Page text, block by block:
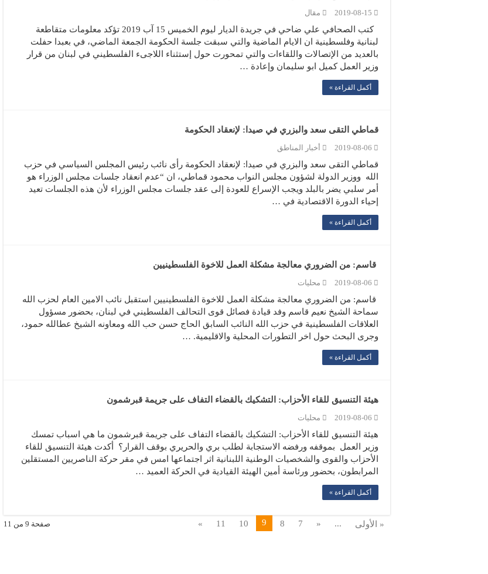
2019-08-15 مقال
كتب الصحافي علي ضاحي في جريدة الديار ليوم الخميس 15 آب 2019 تؤكد معلومات متقاطعة
لبنانية وفلسطينية ان الايام الماضية والتي سبقت جلسة الحكومة الجمعة الماضي، في بعبدا حفلت
بالعديد من الإتصالات واللقاءات والتي تمحورت حول إستثناء اللاجىء الفلسطيني في لبنان من قرار
وزير العمل كميل ابو سليمان وإعادة …
أكمل القراءة »
قماطي التقى سعد والبزري في صيدا: لإنعقاد الحكومة
2019-08-06 أخبار المناطق
قماطي التقى سعد والبزري في صيدا: لإنعقاد الحكومة رأى نائب رئيس المجلس السياسي في حزب
الله ووزير الدولة لشؤون مجلس النواب محمود قماطي، ان “عدم انعقاد جلسات مجلس الوزراء هو
أمر سلبي يضر بالبلد ويجب الإسراع للعودة إلى عقد جلسات مجلس الوزراء لأن هذه الجلسات تعيد
إحياء الدورة الاقتصادية في …
أكمل القراءة »
قاسم: من الضروري معالجة مشكلة العمل للاخوة الفلسطينيين
2019-08-06 محليات
قاسم: من الضروري معالجة مشكلة العمل للاخوة الفلسطينيين استقبل نائب الامين العام لحزب الله
سماحة الشيخ نعيم قاسم وفد قيادة فصائل قوى التحالف الفلسطيني في لبنان، بحضور مسؤول
العلاقات الفلسطينية في حزب الله النائب السابق الحاج حسن حب الله ومعاونه الشيخ عطالله حمود،
وجرى البحث حول اخر التطورات المحلية والاقليمية. …
أكمل القراءة »
هيئة التنسيق للقاء الأحزاب: التشكيك بالقضاء التفاف على جريمة قبرشمون
2019-08-06 محليات
هيئة التنسيق للقاء الأحزاب: التشكيك بالقضاء التفاف على جريمة قبرشمون ما هي اسباب تمسك
وزير العمل بموقفه ورفضه الاستجابة لطلب بري والحريري بوقف القرار؟ أكدت هيئة التنسيق للقاء
الأحزاب والقوى والشخصيات الوطنية اللبنانية اثر اجتماعها امس في مقر حركة الناصريين المستقلين
المرابطون، بحضور ورئاسة أمين الهيئة القيادية في الحركة العميد …
أكمل القراءة »
صفحة 9 من 11 « الأولى ...
«
7
8
9
10
11
»